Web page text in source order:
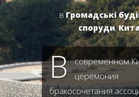
вГромадські
споруди,
В
современном
церемония
бракосочетания